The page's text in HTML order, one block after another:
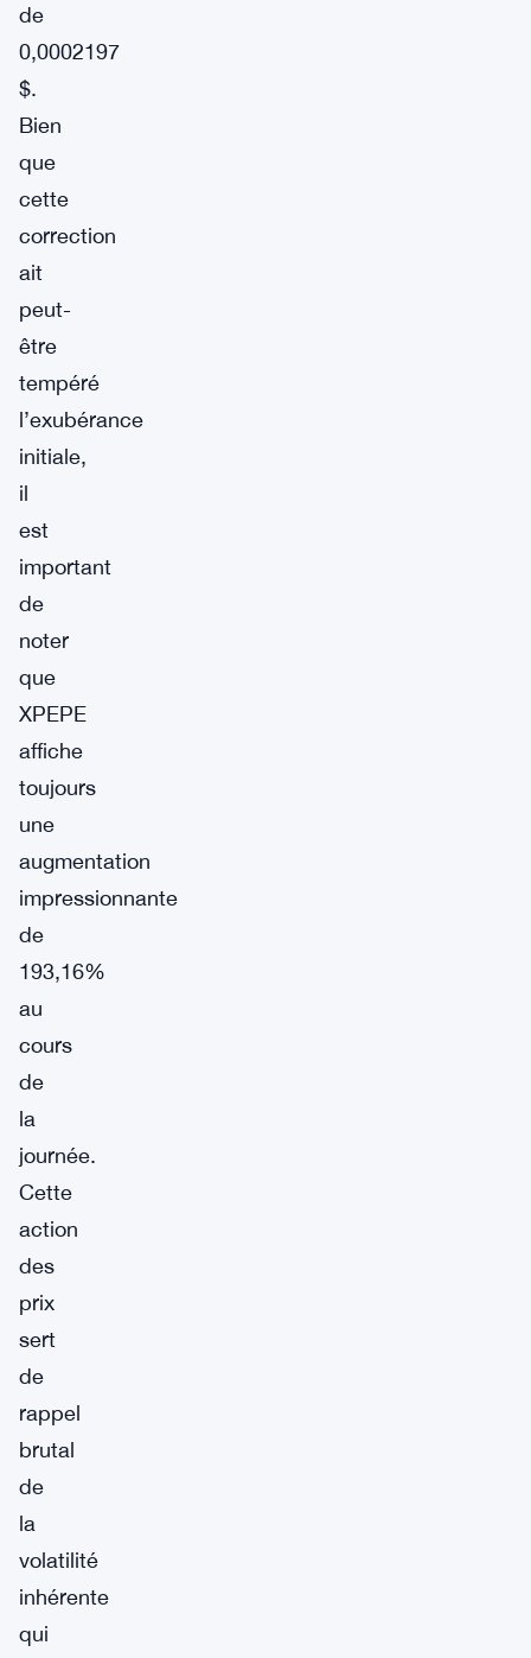
de
0,0002197
$.
Bien
que
cette
correction
ait
peut-
être
tempéré
l’exubérance
initiale,
il
est
important
de
noter
que
XPEPE
affiche
toujours
une
augmentation
impressionnante
de
193,16%
au
cours
de
la
journée.
Cette
action
des
prix
sert
de
rappel
brutal
de
la
volatilité
inhérente
qui